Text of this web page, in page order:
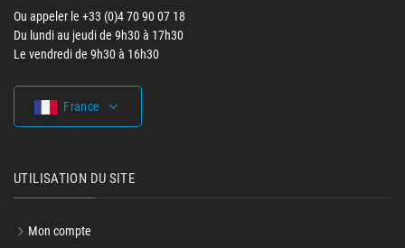
Ou appeler le +33 (0)4 70 90 07 18
Du lundi au jeudi de 9h30 à 17h30
Le vendredi de 9h30 à 16h30
France
UTILISATION DU SITE
Mon compte